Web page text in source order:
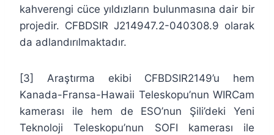
kahverengi cüce yıldızların bulunmasına dair bir
projedir. CFBDSIR J214947.2-040308.9 olarak
da adlandırılmaktadır.
[3] Araştırma ekibi CFBDSIR2149’u hem
Kanada-Fransa-Hawaii Teleskopu’nun WIRCam
kamerası ile hem de ESO’nun Şili’deki Yeni
Teknoloji Teleskopu’nun SOFI kamerası ile